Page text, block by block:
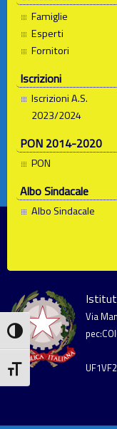
Attiva/disattiva alto
Attiva/disattiva
Famiglie
Esperti
Fornitori
Iscrizioni
Iscrizioni A.S.
2023/2024
PON 2014-2020
PON
Albo Sindacale
Albo Sindacale
Via
UF1VF2